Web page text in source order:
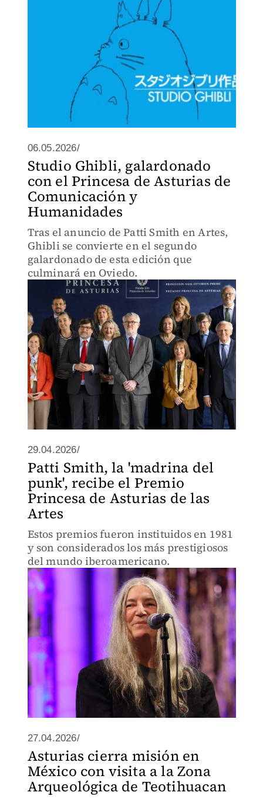
06.05.2026/
Studio Ghibli, galardonado
con el Princesa de Asturias de
Comunicación y
Humanidades
Tras el anuncio de Patti Smith en Artes,
Ghibli se convierte en el segundo
galardonado de esta edición que
culminará en Oviedo.
29.04.2026/
Patti Smith, la 'madrina del
punk', recibe el Premio
Princesa de Asturias de las
Artes
Estos premios fueron instituidos en 1981
y son considerados los más prestigiosos
del mundo iberoamericano.
27.04.2026/
Asturias cierra misión en
México con visita a la Zona
Arqueológica de Teotihuacan